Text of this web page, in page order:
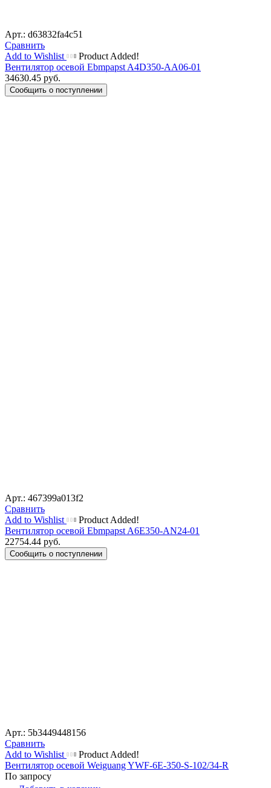
Арт.: d63832fa4c51
Сравнить
Add to Wishlist
Product Added!
Вентилятор осевой Ebmpapst A4D350-AA06-01
34630.45 руб.
Сообщить о поступлении
Арт.: 467399a013f2
Сравнить
Add to Wishlist
Product Added!
Вентилятор осевой Ebmpapst A6E350-AN24-01
22754.44 руб.
Сообщить о поступлении
Арт.: 5b3449448156
Сравнить
Add to Wishlist
Product Added!
Вентилятор осевой Weiguang YWF-6E-350-S-102/34-R
По запросу